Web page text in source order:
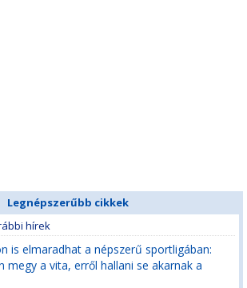
Legnépszerűbb cikkek
hírek
is elmaradhat a népszerű sportligában:
megy a vita, erről hallani se akarnak a